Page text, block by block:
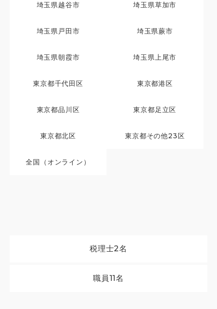
埼玉県越谷市 埼玉県草加市
埼玉県戸田市 埼玉県蕨市
埼玉県朝霞市 埼玉県上尾市
東京都千代田区 東京都港区
東京都品川区 東京都足立区
東京都北区 東京都その他23区
全国（オンライン）
税理士2名
職員11名